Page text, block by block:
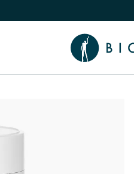
Wissen umschalten